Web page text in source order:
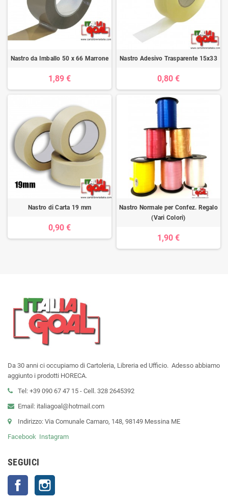
Nastro da Imballo 50 x 66 Marrone
1,89 €
Nastro Adesivo Trasparente 15x33
0,80 €
Nastro di Carta 19 mm
0,90 €
Nastro Normale per Confez. Regalo
(Vari Colori)
1,90 €
Da 30 anni ci occupiamo di Cartoleria, Libreria ed Ufficio. Adesso abbiamo
aggiunto i prodotti HORECA.
Tel: +39 090 67 47 15 - Cell. 328 2645392
Email: italiagoal@hotmail.com
Indirizzo: Via Comunale Camaro, 148, 98149 Messina ME
Facebook Instagram
SEGUICI
Facebook